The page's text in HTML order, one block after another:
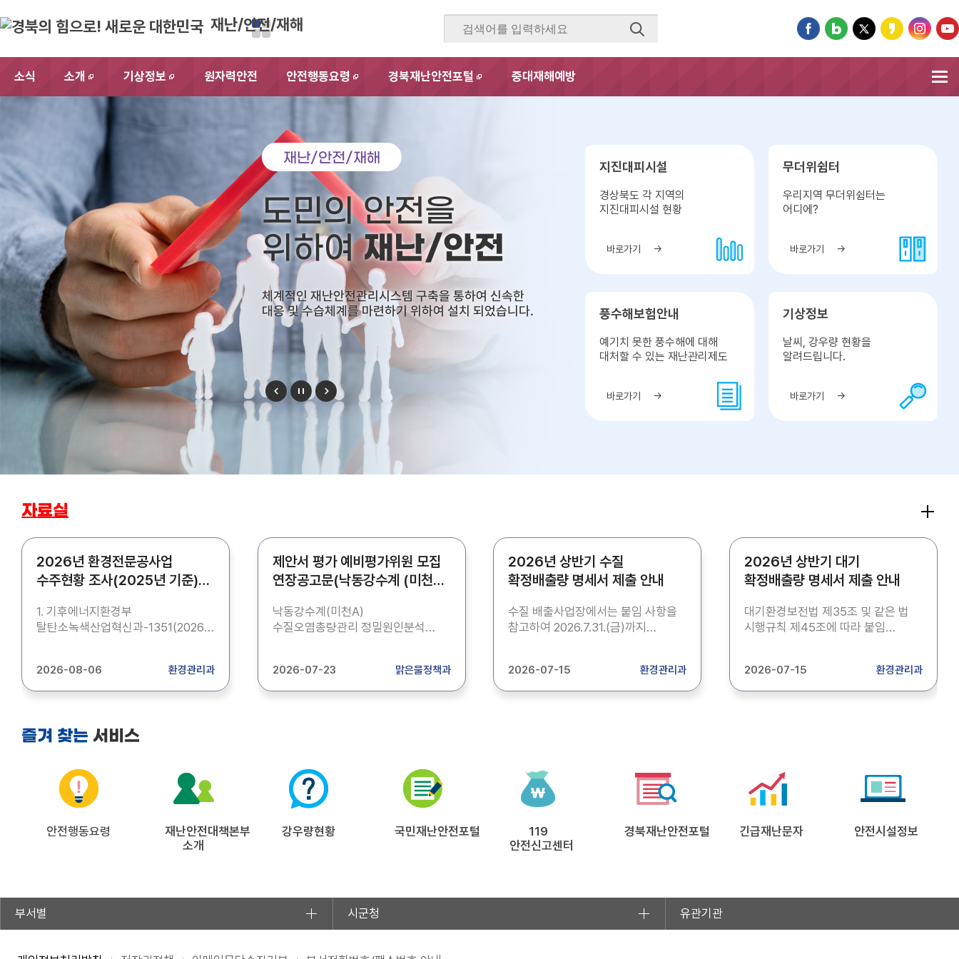
재난/안전/재해
소식
소개
새창
기상정보
새창
원자력안전
안전행동요령
새창
경북재난안전포털
새창
중대재해예방
재난/안전/재해
도민의 안전을
위하여재난/안전
체계적인 재난안전관리시스템 구축을 통하여 신속한
대응 및 수습체계를 마련하기 위하여 설치 되었습니다.
지진대피시설
경상북도 각 지역의
지진대피시설 현황
바로가기
무더위쉼터
우리지역 무더위쉼터는
어디에?
바로가기
풍수해보험안내
예기치 못한 풍수해에 대해
대처할 수 있는 재난관리제도
바로가기
기상정보
날씨, 강우량 현황을
알려드립니다.
바로가기
자료실
2026년 환경전문공사업
수주현황 조사(2025년 기준)
1. 기후에너지환경부
탈탄소녹색산업혁신과-1351(2026.8
규칙 제50조제3항과 관련입니다. 2.
기후에너지환경부는
기초자료로 활용하기 위해
수주현황(국가승인통계,
제106023호)』을 조사 및 작성하고
있습니다. 3. 이에따라 『2026년
기준)』 자료 제출을 요청드리오니
한국환경산업협회 누리집 내 전용
페이지(붙임2 작성요령 참고) ※
2026-08-06 환경관리과
제안서 평가 예비평가위원 모집
연장공고문(낙동강수계 (미천A)
낙동강수계(미천A)
수질오염총량관리 정밀원인분석
공개 모집합니다. 1. 모집기간 : 2026.
7. 23.(목) ~ 2026. 7. 31.(금)(9일간)
(pjhkingka79@korea.kr), 팩스
(054-880-3569), 방문접수 붙임
제안서 평가위원회 예비평가위원
2026-07-23 맑은물정책과
2026년 상반기 수질
확정배출량 명세서 제출 안내
수질 배출사업장에서는 붙임 사항을
참고하여 2026.7.31.(금)까지
제출처 (우)36759 경상북도 안동시
풍천면 도청대로 455 경북도청
2026-07-15 환경관리과
2026년 상반기 대기
확정배출량 명세서 제출 안내
대기환경보전법 제35조 및 같은 법
시행규칙 제45조에 따라 붙임
주시기 바랍니다. 1. 제출대상 : 1~3종
대기배출사업장 2. 부과기간 :
소인까지 인정. 제출처) (우)36759
경상북도 안동시 풍천면 도청대로
455 경북도청 환경관리과
880-3555)
2026-07-15 환경관리과
즐겨 찾는 서비스
안전행동요령
재난안전대책본부
소개
강우량현황 국민재난안전포털
119
안전신고센터
경북재난안전포털 긴급재난문자 안전시설정보
부서별 시군청 유관기관